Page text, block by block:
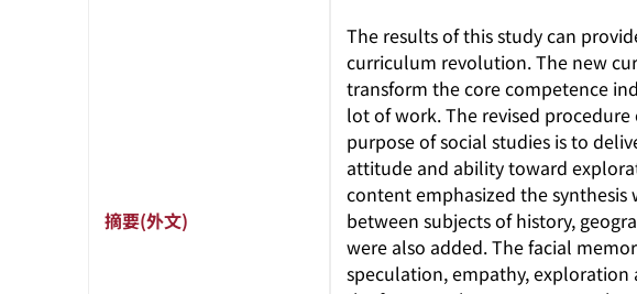
摘要(外文)
The results of this study can
curriculum revolution. The new
transform the core competence
lot of work. The revised
purpose of social studies is to
attitude and ability toward
content emphasized the
between subjects of history,
were also added. The facial
speculation, empathy, exploration